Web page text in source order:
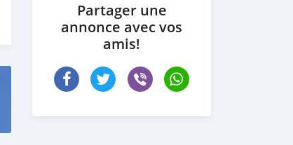
Partager une
annonce avec vos
amis!